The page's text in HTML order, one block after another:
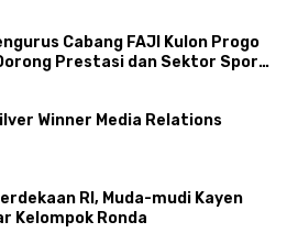
Cabang FAJI Kulon Progo
Prestasi dan Sektor Sport
Winner Media Relations
RI, Muda-mudi Kayen
Kelompok Ronda